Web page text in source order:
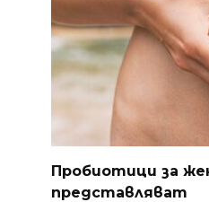
Пробиотици за
представляват